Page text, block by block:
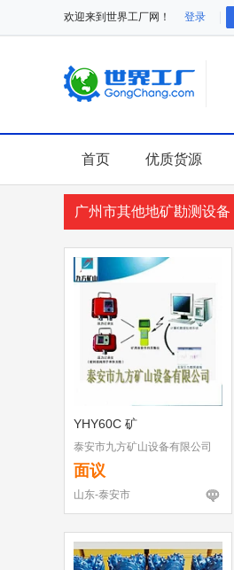
欢迎来到世界工厂网！ 登录
首页 优质货源
广州市其他地矿勘测设备
YHY60C 矿
泰安市九方矿山设备有限公司
面议
山东-泰安市